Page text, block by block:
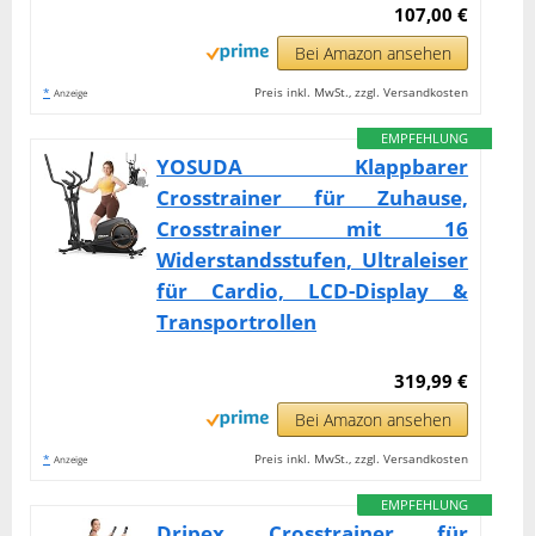
107,00 €
Bei Amazon ansehen
* Anzeige Preis inkl. MwSt., zzgl. Versandkosten
EMPFEHLUNG
YOSUDA ​​Klappbarer
Crosstrainer für Zuhause,
Crosstrainer mit 16
Widerstandsstufen, Ultraleiser
für Cardio, LCD-Display &
Transportrollen
319,99 €
Bei Amazon ansehen
* Anzeige Preis inkl. MwSt., zzgl. Versandkosten
EMPFEHLUNG